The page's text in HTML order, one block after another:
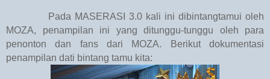
Pada MASERASI 3.0 kali ini dibintangtamui oleh
MOZA, penampilan ini yang ditunggu-tunggu oleh para
penonton dan fans dari MOZA. Berikut dokumentasi
penampilan dati bintang tamu kita: